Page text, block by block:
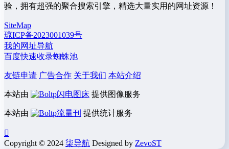
验，拥有超强的聚合搜索引擎，精选大量实用的网址资源！
SiteMap
琼ICP备2023001039号
我的网址导航
百度快速收录蜘蛛池
友链申请 广告合作 关于我们 本站介绍
本站由 闪电图床 提供图像服务
本站由 流量刊 提供统计服务
Copyright © 2024 柒导航 Designed by ZevoST